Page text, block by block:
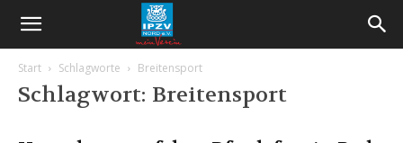
Start Schlagworte Breitensport
Schlagwort: Breitensport